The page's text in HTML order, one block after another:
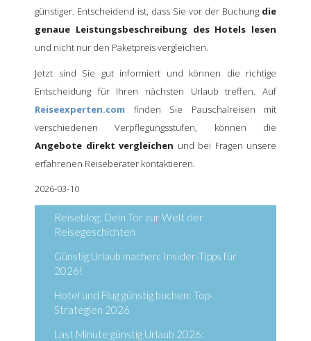
günstiger. Entscheidend ist, dass Sie vor der Buchung die
genaue Leistungsbeschreibung des Hotels lesen
und nicht nur den Paketpreis vergleichen.
Jetzt sind Sie gut informiert und können die richtige
Entscheidung für Ihren nächsten Urlaub treffen. Auf
Reiseexperten.com finden Sie Pauschalreisen mit
verschiedenen Verpflegungsstufen, können die
Angebote direkt vergleichen und bei Fragen unsere
erfahrenen Reiseberater kontaktieren.
2026-03-10
Reiseblog: Dein Tor zur Welt der
Reisegeschichten
Günstig Urlaub machen: Insider-Tipps für
2026!
Hotel und Flug günstig buchen: Top-
Strategien 2026
Last Minute günstig Urlaub 2026: